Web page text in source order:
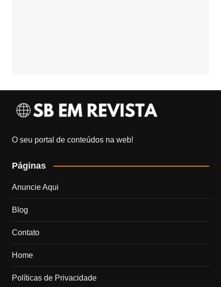
O seu portal de conteúdos na web!
Páginas
Anuncie Aqui
Blog
Contato
Home
Políticas de Privacidade